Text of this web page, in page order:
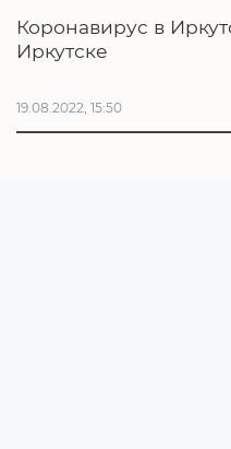
Коронавирус в
Иркутске
19.08.2022, 15:50